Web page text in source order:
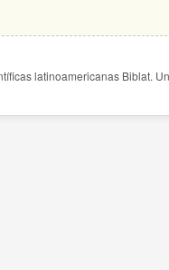
latinoamericanas Biblat.